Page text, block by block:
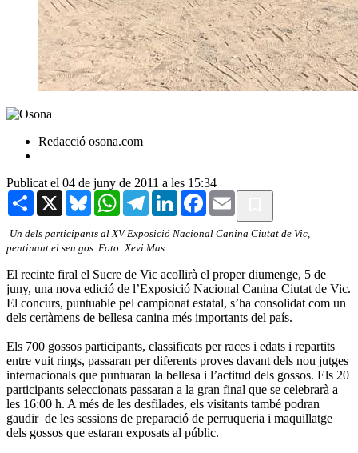
Redacció osona.com
Publicat el 04 de juny de 2011 a les 15:34
Share X BlueskyWhatsAppTelegramLinkedInFacebook
Email
Un dels participants al XV Exposició Nacional Canina Ciutat de Vic,
pentinant el seu gos. Foto: Xevi Mas
El recinte firal el Sucre de Vic acollirà el proper diumenge, 5 de
juny, una nova edició de l’Exposició Nacional Canina Ciutat de Vic.
El concurs, puntuable pel campionat estatal, s’ha consolidat com un
dels certàmens de bellesa canina més importants del país.
Els 700 gossos participants, classificats per races i edats i repartits
entre vuit rings, passaran per diferents proves davant dels nou jutges
internacionals que puntuaran la bellesa i l’actitud dels gossos. Els 20
participants seleccionats passaran a la gran final que se celebrarà a
les 16:00 h. A més de les desfilades, els visitants també podran
gaudir de les sessions de preparació de perruqueria i maquillatge
dels gossos que estaran exposats al públic.